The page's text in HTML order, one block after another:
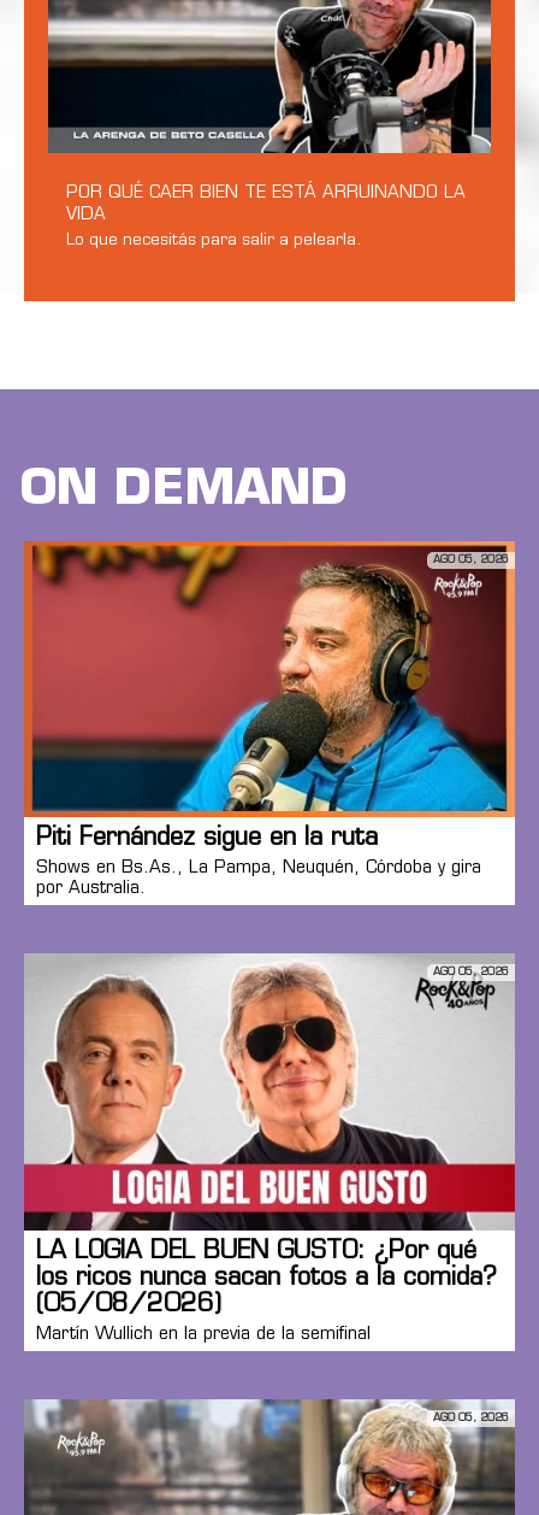
POR QUÉ CAER BIEN TE ESTÁ ARRUINANDO LA
VIDA
Lo que necesitás para salir a pelearla.
ON DEMAND
AGO 05, 2026
Piti Fernández sigue en la ruta
Shows en Bs.As., La Pampa, Neuquén, Córdoba y gira
por Australia.
AGO 05, 2026
LA LOGIA DEL BUEN GUSTO: ¿Por qué
los ricos nunca sacan fotos a la comida?
(05/08/2026)
Martín Wullich en la previa de la semifinal
AGO 05, 2026